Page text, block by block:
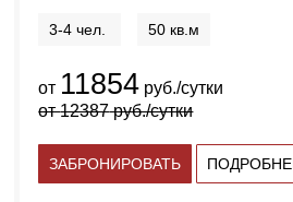
3-4 чел. 50 кв.м
от 11854 руб./сутки
от12387руб./сутки
ЗАБРОНИРОВАТЬ